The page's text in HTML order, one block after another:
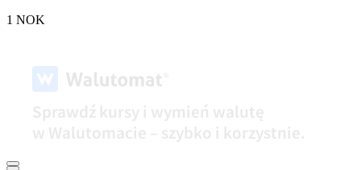
1 NOK